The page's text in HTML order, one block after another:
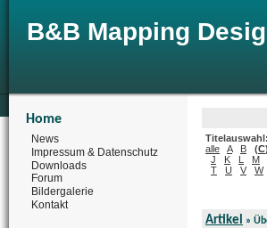
B&B Mapping
Home
News
Impressum & Datenschutz
Downloads
Forum
Bildergalerie
Kontakt
Titelauswahl:
alle
A B (C)
J
K L M
T
U V W
Artikel »